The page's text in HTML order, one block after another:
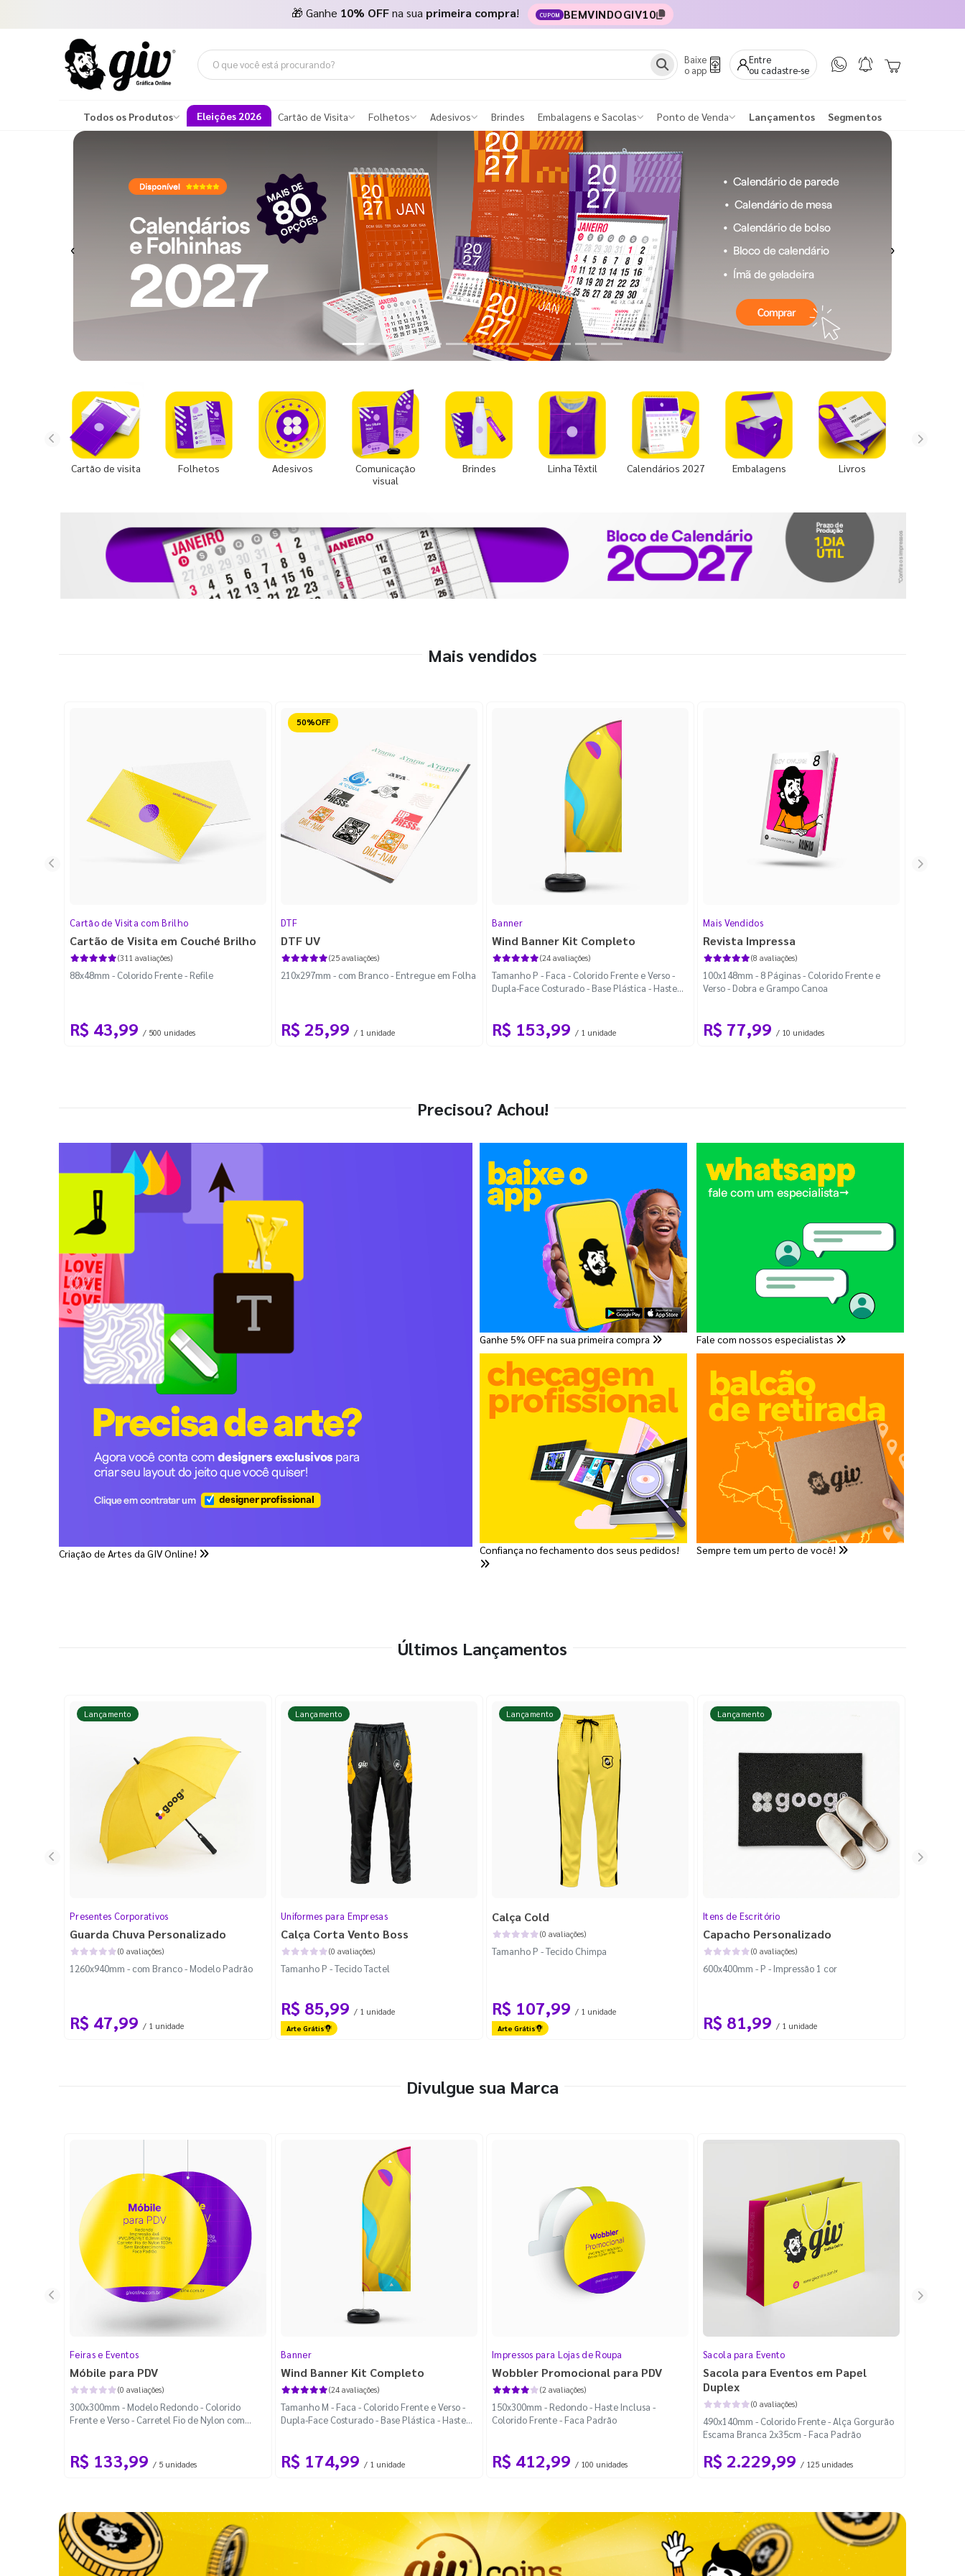
🎁 Ganhe 10% OFFna sua primeira compra! CUPOM BEMVINDOGIV10
Baixe
o app
Entre
ou cadastre-se
Todos os Produtos Eleições 2026 Cartão de Visita Folhetos Adesivos Brindes Embalagens e Sacolas Ponto de Venda Lançamentos Segmentos
Previous Next
Cartão de visita Folhetos Adesivos
Comunicação
visual
Brindes Linha Têxtil Calendários 2027 Embalagens Livros
Mais vendidos
Cartão de Visita com Brilho
Cartão de Visita em Couché Brilho
(311 avaliações)
88x48mm - Colorido Frente - Refile
R$ 43,99 / 500 unidades
Reduzido
DTF
DTF UV
(25 avaliações)
210x297mm - com Branco - Entregue em Folha
R$ 25,99 / 1 unidade
Banner
Wind Banner Kit Completo
(24 avaliações)
Tamanho P - Faca - Colorido Frente e Verso -
Dupla-Face Costurado - Base Plástica - Haste
R$ 153,99 / 1 unidade
Mais Vendidos
Revista Impressa
(8 avaliações)
100x148mm - 8 Páginas - Colorido Frente e
Verso - Dobra e Grampo Canoa
R$ 77,99 / 10 unidades
Precisou? Achou!
Criação de Artes da GIV Online!
Ganhe 5% OFF na sua primeira compra
Confiança no fechamento dos seus pedidos!
Fale com nossos especialistas
Sempre tem um perto de você!
Últimos Lançamentos
Lançamento
Presentes Corporativos
Guarda Chuva Personalizado
(0 avaliações)
1260x940mm - com Branco - Modelo Padrão
R$ 47,99 / 1 unidade
Lançamento
Uniformes para Empresas
Calça Corta Vento Boss
(0 avaliações)
Tamanho P - Tecido Tactel
R$ 85,99 / 1 unidade
Arte Grátis
Lançamento
Calça Cold
(0 avaliações)
Tamanho P - Tecido Chimpa
R$ 107,99 / 1 unidade
Arte Grátis
Lançamento
Itens de Escritório
Capacho Personalizado
(0 avaliações)
600x400mm - P - Impressão 1 cor
R$ 81,99 / 1 unidade
Divulgue sua Marca
Feiras e Eventos
Móbile para PDV
(0 avaliações)
300x300mm - Modelo Redondo - Colorido
Frente e Verso - Carretel Fio de Nylon com
R$ 133,99 / 5 unidades
Banner
Wind Banner Kit Completo
(24 avaliações)
Tamanho M - Faca - Colorido Frente e Verso -
Dupla-Face Costurado - Base Plástica - Haste
R$ 174,99 / 1 unidade
Impressos para Lojas de Roupa
Wobbler Promocional para PDV
(2 avaliações)
150x300mm - Redondo - Haste Inclusa -
Colorido Frente - Faca Padrão
R$ 412,99 / 100 unidades
Sacola para Evento
Sacola para Eventos em Papel
Duplex
(0 avaliações)
490x140mm - Colorido Frente - Alça Gorgurão
Escama Branca 2x35cm - Faca Padrão
R$ 2.229,99 / 125 unidades